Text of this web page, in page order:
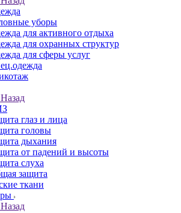
уборы
для активного отдыха
для охранных структур
для сферы услуг
Назад
глаз и лица
головы
дыхания
от падений и высоты
слуха
защита
ткани
Назад